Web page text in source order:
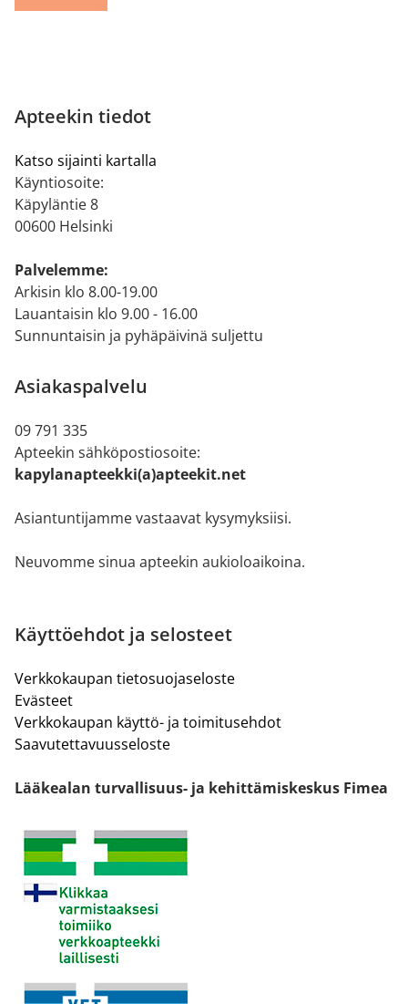
Apteekin tiedot
Katso sijainti kartalla
Käyntiosoite:
Käpyläntie 8
00600 Helsinki
Palvelemme:
Arkisin klo 8.00-19.00
Lauantaisin klo 9.00 - 16.00
Sunnuntaisin ja pyhäpäivinä suljettu
Asiakaspalvelu
09 791 335
Apteekin sähköpostiosoite:
kapylanapteekki(a)apteekit.net
Asiantuntijamme vastaavat kysymyksiisi.
Neuvomme sinua apteekin aukioloaikoina.
Käyttöehdot ja selosteet
Verkkokaupan tietosuojaseloste
Evästeet
Verkkokaupan käyttö- ja toimitusehdot
Saavutettavuusseloste
Lääkealan turvallisuus- ja kehittämiskeskus Fimea